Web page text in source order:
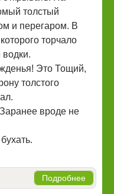
толстый
и перегаром. В
торчало
Это Тощий,
толстого
вроде не
Подробнее